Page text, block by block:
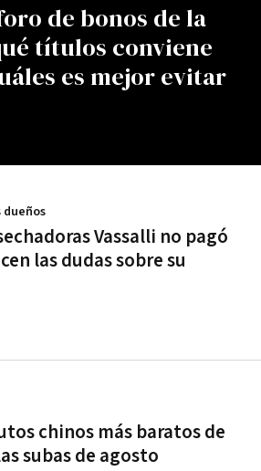
de bonos de la
títulos conviene
es mejor evitar
Vassalli no pagó
las dudas sobre su
dueños
chinos más baratos de
subas de agosto